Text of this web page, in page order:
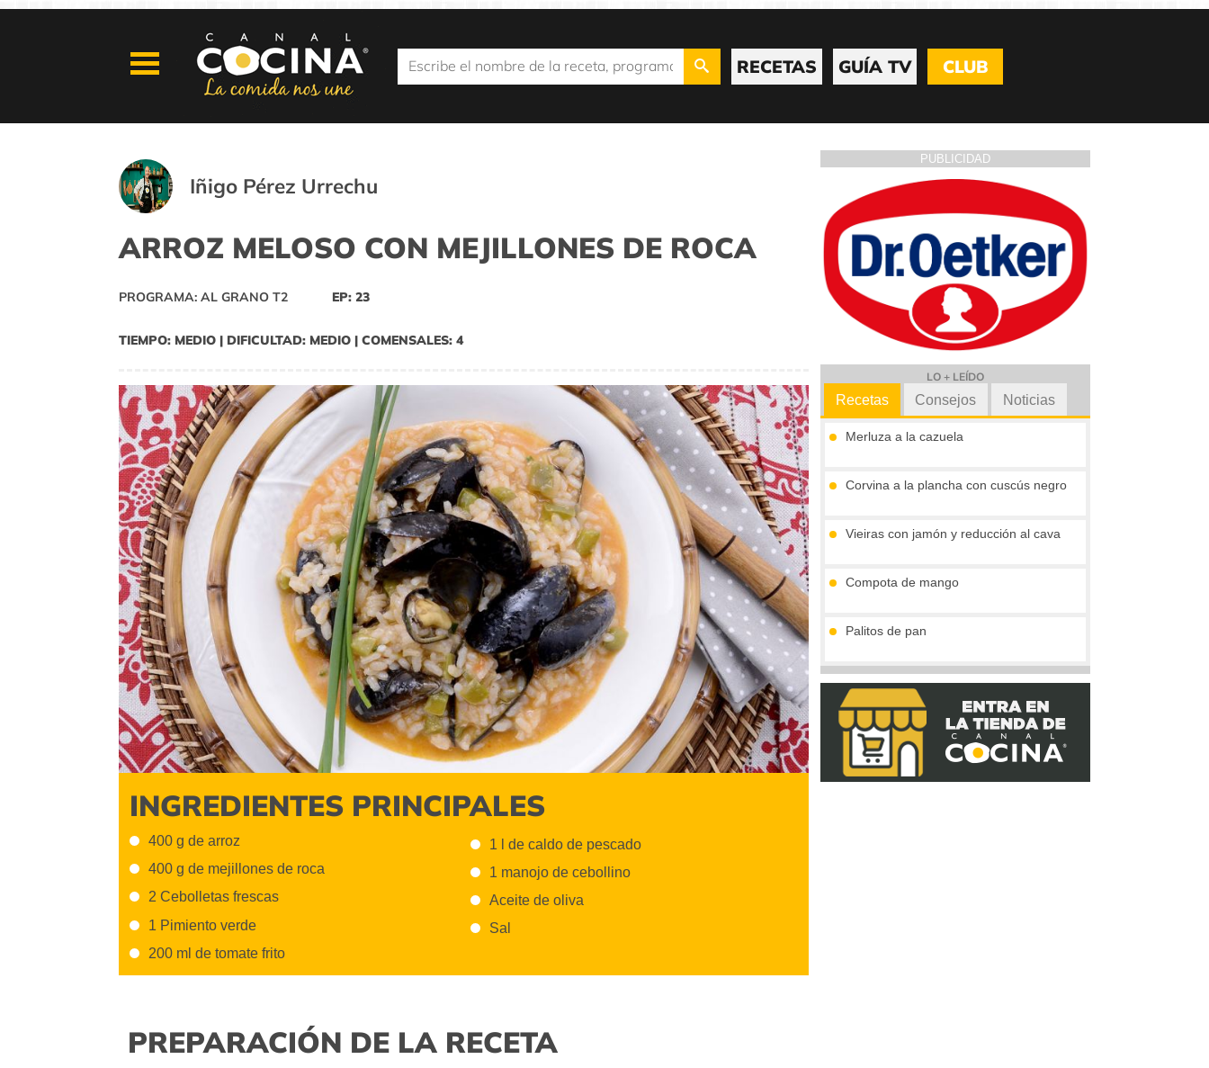
RECETAS GUÍA TV CLUB
Iñigo Pérez Urrechu
ARROZ MELOSO CON MEJILLONES DE ROCA
PROGRAMA: AL GRANO T2 EP: 23
TIEMPO: MEDIO | DIFICULTAD: MEDIO | COMENSALES: 4
INGREDIENTES PRINCIPALES
400 g de arroz
400 g de mejillones de roca
2 Cebolletas frescas
1 Pimiento verde
200 ml de tomate frito
1 l de caldo de pescado
1 manojo de cebollino
Aceite de oliva
Sal
PREPARACIÓN DE LA RECETA
PUBLICIDAD
LO + LEÍDO
Recetas
Merluza a la cazuela
Corvina a la plancha con cuscús negro
Vieiras con jamón y reducción al cava
Compota de mango
Palitos de pan
Tronco de chocolate y turrón (sin gluten)
Consejos Noticias